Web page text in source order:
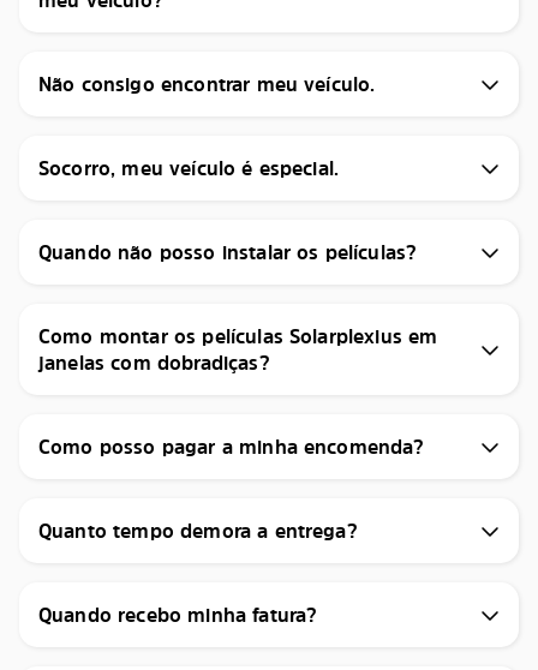
Não consigo encontrar meu veículo.
Socorro, meu veículo é especial.
Quando não posso instalar os películas?
Como montar os películas Solarplexius em
janelas com dobradiças?
Como posso pagar a minha encomenda?
Quanto tempo demora a entrega?
Quando recebo minha fatura?